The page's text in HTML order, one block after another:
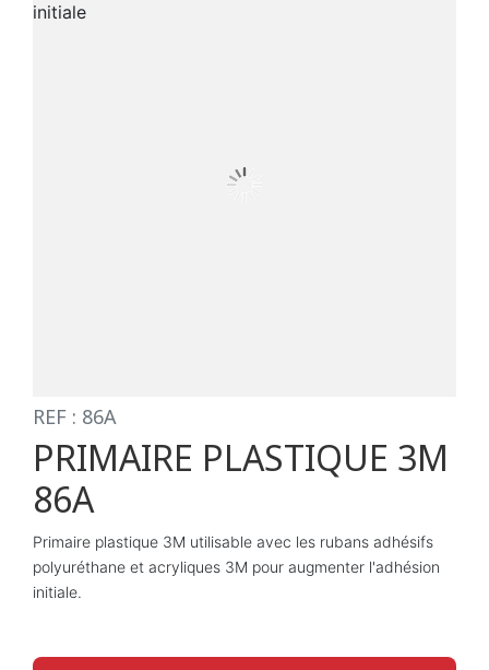
REF : 86A
PRIMAIRE PLASTIQUE 3M
86A
Primaire plastique 3M utilisable avec les rubans adhésifs
polyuréthane et acryliques 3M pour augmenter l'adhésion
initiale.